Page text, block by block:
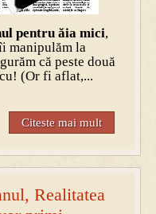
pentru ăia mici,
manipulăm la
că peste două
(Or fi aflat,...
Citeste mai mult
Realitatea